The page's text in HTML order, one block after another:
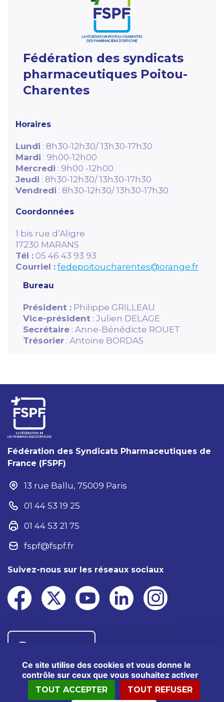
Ce site utilise des cookies et vous donne le
contrôle sur ceux que vous souhaitez activer
TOUT ACCEPTER TOUT REFUSER
Fédération des syndicats
pharmaceutiques Poitou-
Charentes
Horaires
Lundi : 8h30-12h30/ 13h30-17h30
Mardi : 9h00-12h00
Mercredi : 9h00 -12h00
Jeudi : 8h30-12h30/ 13h30-17h30
Vendredi : 8h30-12h30/ 13h30-17h30
Coordonnées
1 bis rue d’Aligre
17230 MARANS
Tél : 05 46 43 93 93
Courriel : fedepoitoucharentes@orange.fr
Bureau
Président : Philippe GRILLEAU
Vice-président : Julien DELAGE
Secrétaire : Anne-Bénédicte ROUET
Trésorier : Antoine BORDAS
Fédération des Syndicats Pharmaceutiques de
France (FSPF)
13 rue Ballu, 75009 Paris
01 44 53 19 25
01 44 53 21 75
fspf@fspf.fr
Suivez-nous sur les réseaux sociaux
®2025 FSPF – Tous droits réservés